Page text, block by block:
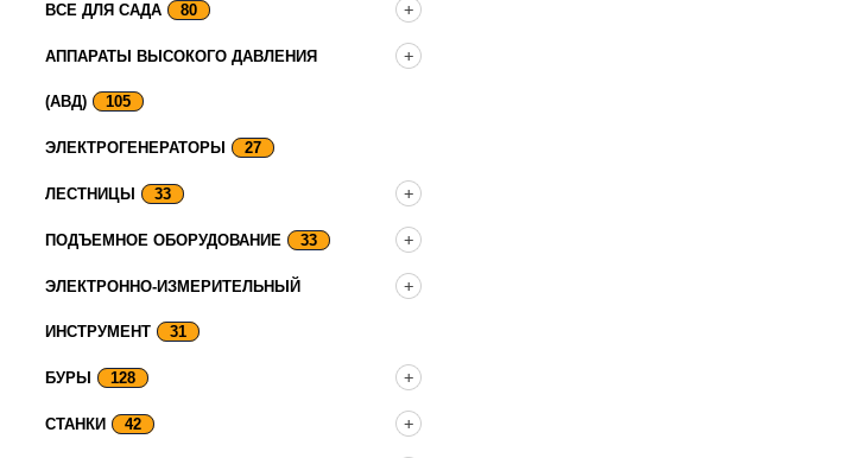
ВСЕ ДЛЯ САДА 80
АППАРАТЫ ВЫСОКОГО ДАВЛЕНИЯ
(АВД) 105
ЭЛЕКТРОГЕНЕРАТОРЫ 27
ЛЕСТНИЦЫ 33
ПОДЪЕМНОЕ ОБОРУДОВАНИЕ 33
ЭЛЕКТРОННО-ИЗМЕРИТЕЛЬНЫЙ
ИНСТРУМЕНТ 31
БУРЫ 128
СТАНКИ 42